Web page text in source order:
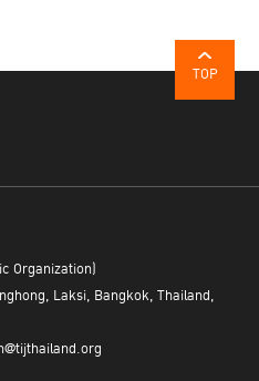
TOP
Organization)
Laksi, Bangkok, Thailand,